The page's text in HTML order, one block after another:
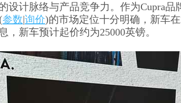
设计脉络与产品竞争力。​作为Cupra品
(参数|询价)的市场定位十分明确，新车
，新车预计起价约为25000英镑。